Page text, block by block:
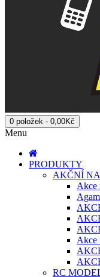
0 položek - 0,00Kč
Menu
PRODUKTY
AKČNÍ
Akce
Akce
RC